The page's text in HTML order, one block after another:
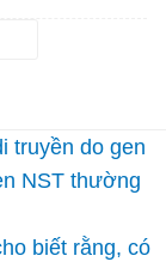
truyền do gen
NST thường
biết rằng, có